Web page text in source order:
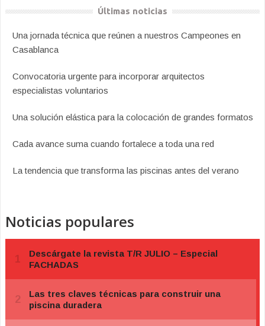
Últimas noticias
Una jornada técnica que reúnen a nuestros Campeones en
Casablanca
Convocatoria urgente para incorporar arquitectos
especialistas voluntarios
Una solución elástica para la colocación de grandes formatos
Cada avance suma cuando fortalece a toda una red
La tendencia que transforma las piscinas antes del verano
Noticias populares